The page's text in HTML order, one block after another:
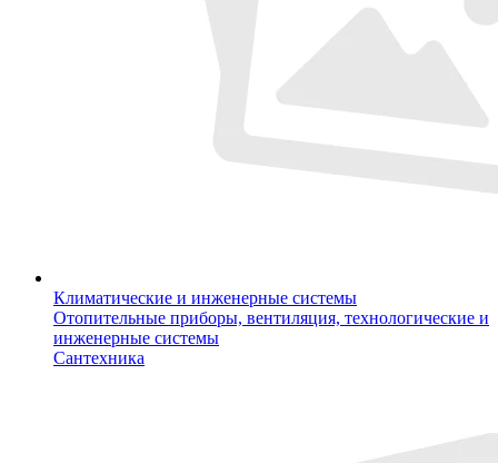
Климатические и инженерные системы
Отопительные приборы, вентиляция, технологические и
инженерные системы
Сантехника